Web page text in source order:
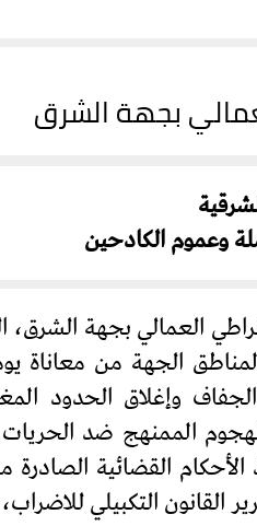
بجهة الشرق
وعموم الكادحين
العمالي بجهة
وإغلاق الحدود
الممنهج ضد الحريات
الأحكام القضائية
القانون التكبيلي